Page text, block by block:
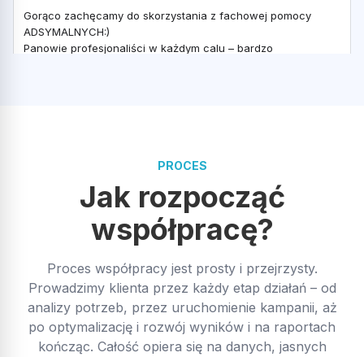
Gorąco zachęcamy do skorzystania z fachowej pomocy
ADSYMALNYCH:)
Panowie profesjonaliści w każdym calu – bardzo
Damian Nowka
wygląda, wszystko rzetelnie, uczciwie i czytelnie dla klienta,
polecam!
Opublikowano w Google
PROCES
Jak rozpocząć
współpracę?
Proces współpracy jest prosty i przejrzysty.
Prowadzimy klienta przez każdy etap działań – od
analizy potrzeb, przez uruchomienie kampanii, aż
po optymalizację i rozwój wyników i na raportach
kończąc. Całość opiera się na danych, jasnych